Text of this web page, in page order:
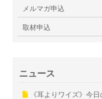
メルマガ申込
取材申込
ニュース
《耳よりワイズ》今